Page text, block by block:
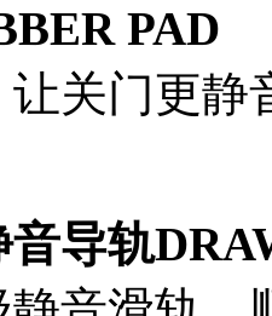
PAD
让关门更
音导轨